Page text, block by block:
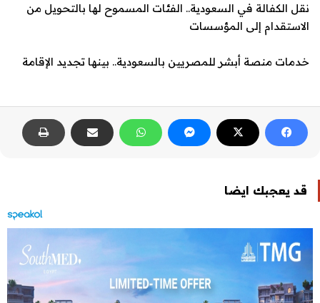
نقل الكفالة في السعودية.. الفئات المسموح لها بالتحويل من
الاستقدام إلى المؤسسات
خدمات منصة أبشر للمصريين بالسعودية.. بينها تجديد الإقامة
قد يعجبك ايضا